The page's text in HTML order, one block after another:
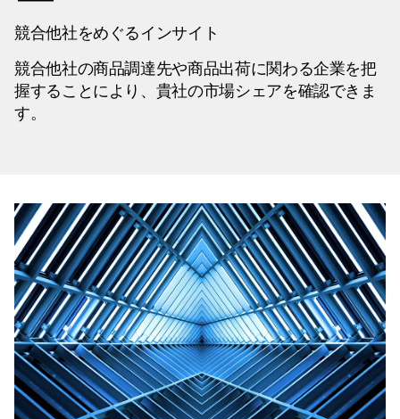
競合他社をめぐるインサイト
競合他社の商品調達先や商品出荷に関わる企業を把
握することにより、貴社の市場シェアを確認できま
す。